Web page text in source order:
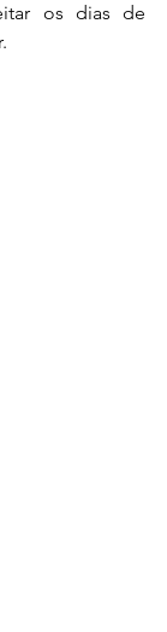
os dias de